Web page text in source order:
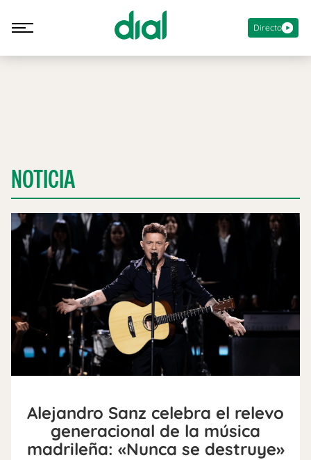
Directo
NOTICIA
Alejandro Sanz celebra el relevo
generacional de la música
madrileña: «Nunca se destruye»